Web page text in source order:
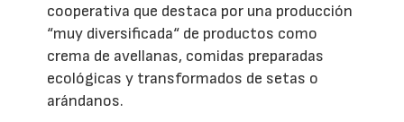
cooperativa que destaca por una producción
“muy diversificada“ de productos como
crema de avellanas, comidas preparadas
ecológicas y transformados de setas o
arándanos.